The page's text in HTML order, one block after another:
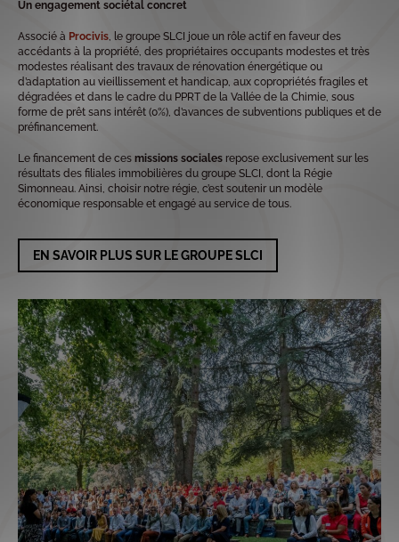
Un engagement sociétal concret
Associé à Procivis, le groupe SLCI joue un rôle actif en faveur des
accédants à la propriété, des propriétaires occupants modestes et très
modestes réalisant des travaux de rénovation énergétique ou
d’adaptation au vieillissement et handicap, aux copropriétés fragiles et
dégradées et dans le cadre du PPRT de la Vallée de la Chimie, sous
forme de prêt sans intérêt (0%), d’avances de subventions publiques et de
préfinancement.
Le financement de ces missions sociales repose exclusivement sur les
résultats des filiales immobilières du groupe SLCI, dont la Régie
Simonneau. Ainsi, choisir notre régie, c’est soutenir un modèle
économique responsable et engagé au service de tous.
EN SAVOIR PLUS SUR LE GROUPE SLCI